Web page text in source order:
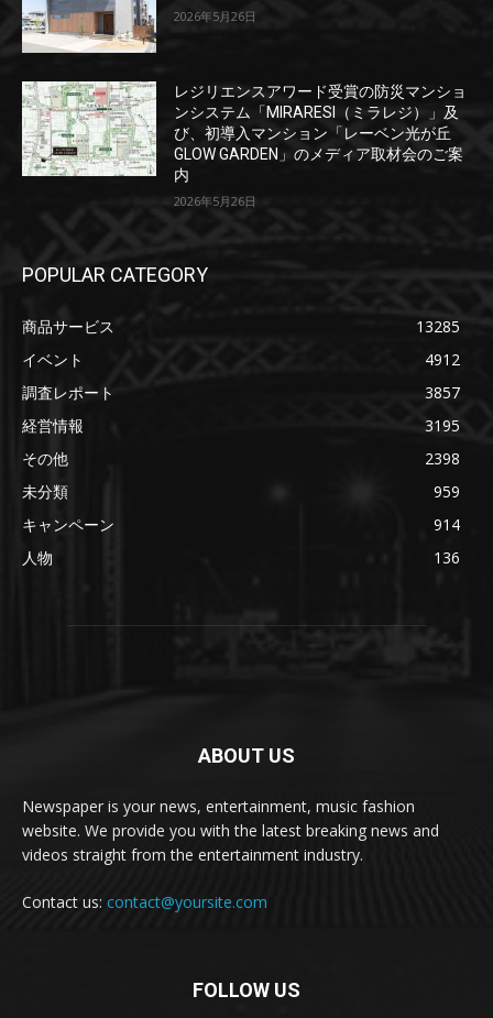
2026年5月26日
レジリエンスアワード受賞の防災マンショ
ンシステム「MIRARESI（ミラレジ）」及
び、初導入マンション「レーベン光が丘
GLOW GARDEN」のメディア取材会のご案
内
2026年5月26日
POPULAR CATEGORY
商品サービス
13285
イベント
4912
調査レポート
3857
経営情報
3195
その他
2398
未分類
959
キャンペーン
914
人物
136
ABOUT US
Newspaper is your news, entertainment, music fashion
website. We provide you with the latest breaking news and
videos straight from the entertainment industry.
Contact us: contact@yoursite.com
FOLLOW US